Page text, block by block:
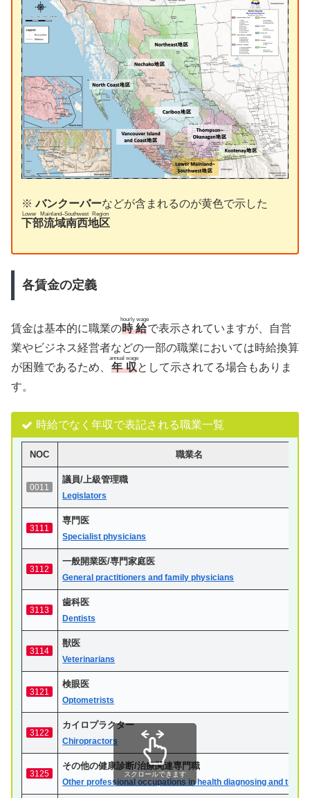
※バンクーバーなどが含まれるのが黄色で示した
下部流域南西地区
Lower Mainland–Southwest Region
各賃金の定義
賃金は基本的に職業の時給
hourly wage
で表示されていますが、自営
業やビジネス経営者などの一部の職業においては時給換算
が困難であるため、 年収
annual wage
として示されてる場合もありま
す。
時給でなく年収で表記される職業一覧
NOC 職業名
0011
議員/上級管理職
Legislators
3111
専門医
Specialist physicians
3112
一般開業医/専門家庭医
General practitioners and family physicians
3113
歯科医
Dentists
3114
獣医
Veterinarians
3121
検眼医
Optometrists
3122
カイロプラクター
Chiropractors
3125
その他の健康診断/治療関連専門職
Other professional occupations in health diagnosing and
スクロールできます